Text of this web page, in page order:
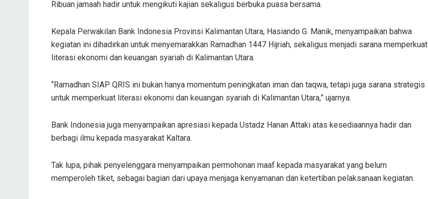
Ribuan jamaah hadir untuk mengikuti kajian sekaligus berbuka puasa bersama.
Kepala Perwakilan Bank Indonesia Provinsi Kalimantan Utara, Hasiando G. Manik, menyampaikan bahwa
kegiatan ini dihadirkan untuk menyemarakkan Ramadhan 1447 Hijriah, sekaligus menjadi sarana memperkuat
literasi ekonomi dan keuangan syariah di Kalimantan Utara.
“Ramadhan SIAP QRIS ini bukan hanya momentum peningkatan iman dan taqwa, tetapi juga sarana strategis
untuk memperkuat literasi ekonomi dan keuangan syariah di Kalimantan Utara,” ujarnya.
Bank Indonesia juga menyampaikan apresiasi kepada Ustadz Hanan Attaki atas kesediaannya hadir dan
berbagi ilmu kepada masyarakat Kaltara.
Tak lupa, pihak penyelenggara menyampaikan permohonan maaf kepada masyarakat yang belum
memperoleh tiket, sebagai bagian dari upaya menjaga kenyamanan dan ketertiban pelaksanaan kegiatan.